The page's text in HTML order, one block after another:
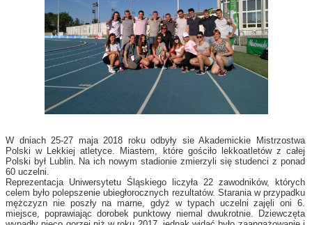
W dniach 25-27 maja 2018 roku odbyły sie Akademickie Mistrzostwa
Polski w Lekkiej atletyce. Miastem, które gościło lekkoatletów z całej
Polski był Lublin. Na ich nowym stadionie zmierzyli się studenci z ponad
60 uczelni.
Reprezentacja Uniwersytetu Śląskiego liczyła 22 zawodników, których
celem było polepszenie ubiegłorocznych rezultatów. Starania w przypadku
mężczyzn nie poszły na marne, gdyż w typach uczelni zajęli oni 6.
miejsce, poprawiając dorobek punktowy niemal dwukrotnie. Dziewczęta